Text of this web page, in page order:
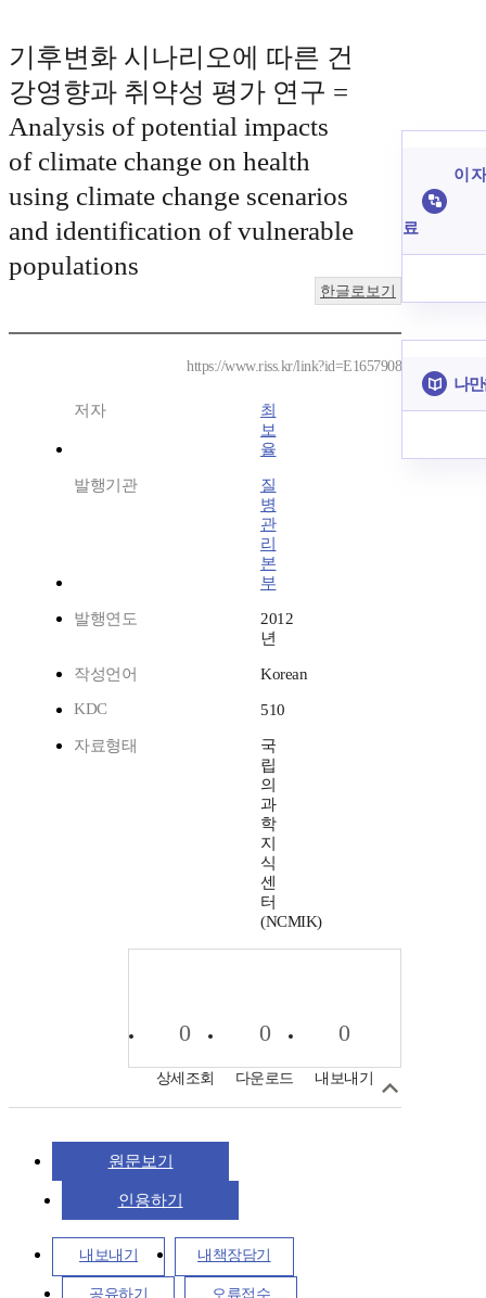
기후변화 시나리오에 따른 건
강영향과 취약성 평가 연구 =
Analysis of potential impacts
of climate change on health
using climate change scenarios
and identification of vulnerable
populations
한글로보기
https://www.riss.kr/link?id=E1657908
저자
최
보
율
발행기관
질
병
관
리
본
부
발행연도
2012
년
작성언어
Korean
KDC
510
자료형태
국
립
의
과
학
지
식
센
터
(NCMIK)
0
상세조회
0
다운로드
0
내보내기
원문보기
인용하기
내보내기 내책장담기
공유하기 오류접수
이
료
나